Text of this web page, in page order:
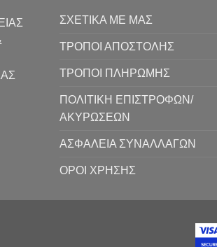
ΣΧΕΤΙΚΑ ΜΕ ΜΑΣ
ΤΡΟΠΟΙ ΑΠΟΣΤΟΛΗΣ
ΤΡΟΠΟΙ ΠΛΗΡΩΜΗΣ
ΠΟΛΙΤΙΚΗ ΕΠΙΣΤΡΟΦΩΝ/
ΑΚΥΡΩΣΕΩΝ
ΑΣΦΑΛΕΙΑ ΣΥΝΑΛΛΑΓΩΝ
ΟΡΟΙ ΧΡΗΣΗΣ